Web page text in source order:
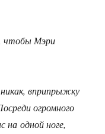
чтобы Мэри
вприпрыжку
огромного
на одной ноге,